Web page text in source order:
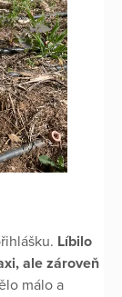
Líbilo
ale zároveň
málo a